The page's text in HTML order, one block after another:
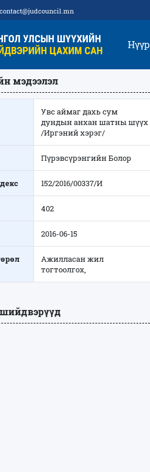
contact@judcouncil.mn
Нүүр
мэдээлэл
Увс аймаг дахь сум
дундын анхан шатны шүүх
/Иргэний хэрэг/
Пүрэвсүрэнгийн Болор
152/2016/00337/И
402
2016-06-15
Ажилласан жил
тогтоолгох,